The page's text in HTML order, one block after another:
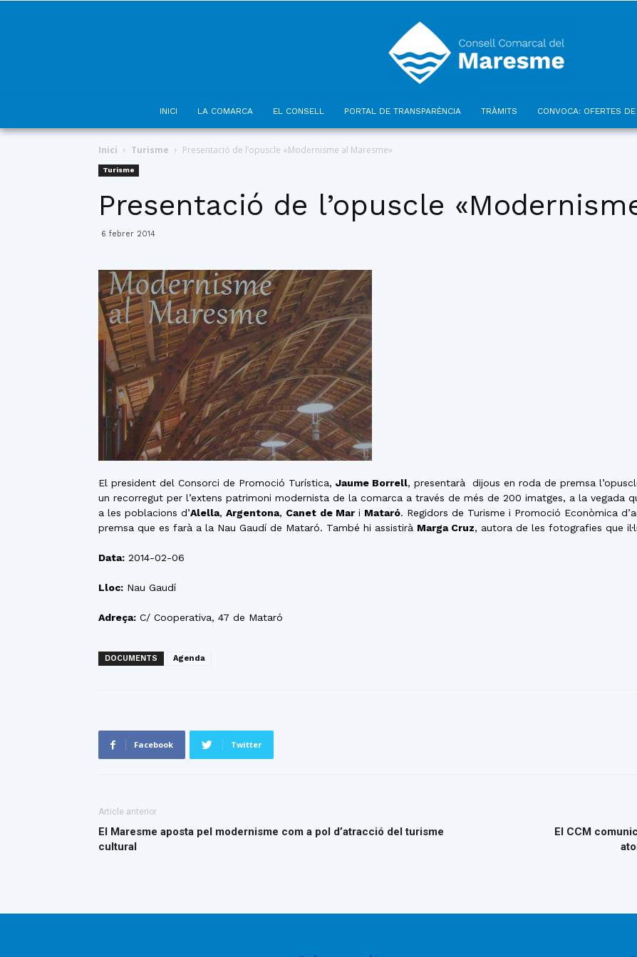
INICI LA COMARCA EL CONSELL PORTAL DE TRANSPARÈNCIA TRÀMITS CONVOCA: OFERTES
Inici Turisme Presentació de l’opuscle «Modernisme al Maresme»
Turisme
Presentació de l’opuscle
6 febrer 2014
El president del Consorci de Promoció Turística, Jaume Borrell, presentarà dijous en roda de premsa
un recorregut per l’extens patrimoni modernista de la comarca a través de més de 200 imatges, a la vegada
a les poblacions d’Alella, Argentona, Canet de Mar i Mataró. Regidors de Turisme i Promoció Econòmica
premsa que es farà a la Nau Gaudí de Mataró. També hi assistirà Marga Cruz, autora de les fotografies que
Data: 2014-02-06
Lloc: Nau Gaudí
Adreça: C/ Cooperativa, 47 de Mataró
DOCUMENTS Agenda
Facebook Twitter
Article anterior
El Maresme aposta pel modernisme com a pol d’atracció del turisme
cultural
El CCM